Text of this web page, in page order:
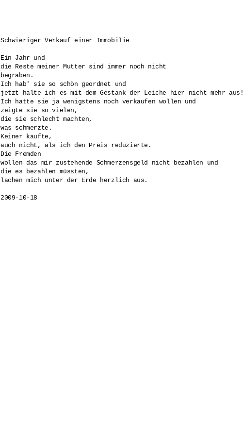
Schwieriger Verkauf einer Immobilie
Ein Jahr und
die Reste meiner Mutter sind immer noch nicht
begraben.
Ich hab' sie so schön geordnet und
jetzt halte ich es mit dem Gestank der Leiche hier nicht mehr aus!
Ich hatte sie ja wenigstens noch verkaufen wollen und
zeigte sie so vielen,
die sie schlecht machten,
was schmerzte.
Keiner kaufte,
auch nicht, als ich den Preis reduzierte.
Die Fremden
wollen das mir zustehende Schmerzensgeld nicht bezahlen und
die es bezahlen müssten,
lachen mich unter der Erde herzlich aus.